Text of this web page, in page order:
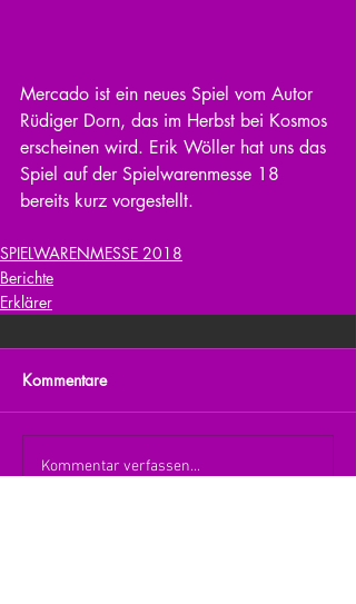
Mercado ist ein neues Spiel vom Autor
Rüdiger Dorn, das im Herbst bei Kosmos
erscheinen wird. Erik Wöller hat uns das
Spiel auf der Spielwarenmesse 18
bereits kurz vorgestellt.
SPIELWARENMESSE 2018
Berichte
Erklärer
Kommentare
Kommentar verfassen...